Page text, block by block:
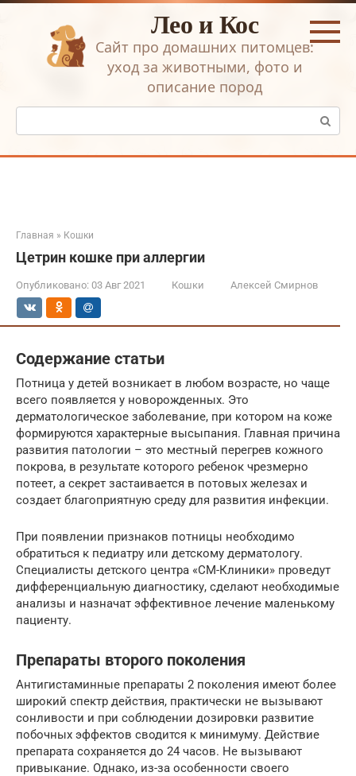
Перейти
Лео и Кос
Сайт про домашних питомцев:
уход за животными, фото и
описание пород
Поиск:
Главная » Кошки
Цетрин кошке при аллергии
Опубликовано: 03 Авг 2021 Кошки Алексей Смирнов
Содержание статьи
Потница у детей возникает в любом возрасте, но чаще
всего появляется у новорожденных. Это
дерматологическое заболевание, при котором на коже
формируются характерные высыпания. Главная причина
развития патологии – это местный перегрев кожного
покрова, в результате которого ребенок чрезмерно
потеет, а секрет застаивается в потовых железах и
создает благоприятную среду для развития инфекции.
При появлении признаков потницы необходимо
обратиться к педиатру или детскому дерматологу.
Специалисты детского центра «СМ-Клиники» проведут
дифференциальную диагностику, сделают необходимые
анализы и назначат эффективное лечение маленькому
пациенту.
Препараты второго поколения
Антигистаминные препараты 2 поколения имеют более
широкий спектр действия, практически не вызывают
сонливости и при соблюдении дозировки развитие
побочных эффектов сводится к минимуму. Действие
препарата сохраняется до 24 часов. Не вызывают
привыкание. Однако, из-за особенности своего